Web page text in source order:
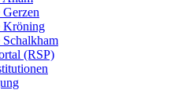
Kröning
Schalkham
(RSP)